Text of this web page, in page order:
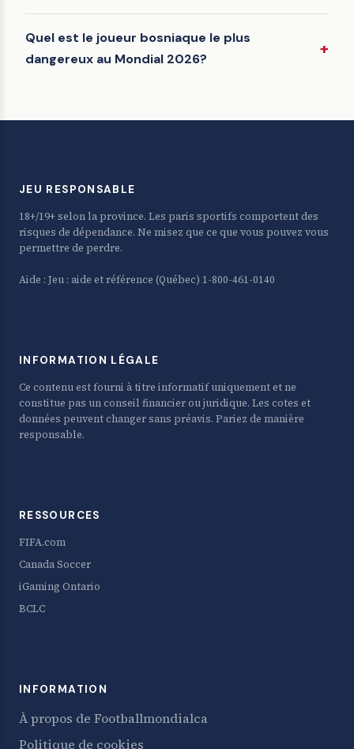
Quel est le joueur bosniaque le plus
dangereux au Mondial 2026?
JEU RESPONSABLE
18+/19+ selon la province. Les paris sportifs comportent des
risques de dépendance. Ne misez que ce que vous pouvez vous
permettre de perdre.
Aide : Jeu : aide et référence (Québec) 1-800-461-0140
INFORMATION LÉGALE
Ce contenu est fourni à titre informatif uniquement et ne
constitue pas un conseil financier ou juridique. Les cotes et
données peuvent changer sans préavis. Pariez de manière
responsable.
RESSOURCES
FIFA.com
Canada Soccer
iGaming Ontario
BCLC
INFORMATION
À propos de Footballmondialca
Politique de cookies